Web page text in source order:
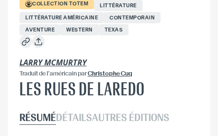
COLLECTION TOTEM
LITTÉRATURE
LITTÉRATURE AMÉRICAINE
CONTEMPORAIN
AVENTURE
WESTERN TEXAS
LARRY MCMURTRY
Traduitde l'américainparChristophe Cuq
LES RUES DE LAREDO
RÉSUMÉDÉTAILSAUTRES ÉDITIONS